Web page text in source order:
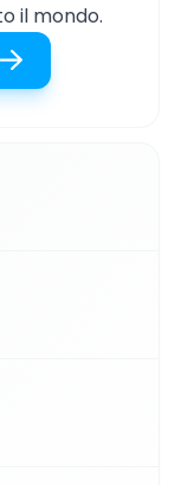
il mondo.